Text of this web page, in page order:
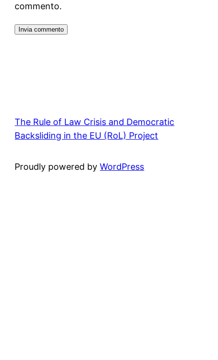
commento.
The Rule of Law Crisis and Democratic
Backsliding in the EU (RoL) Project
Proudly powered byWordPress